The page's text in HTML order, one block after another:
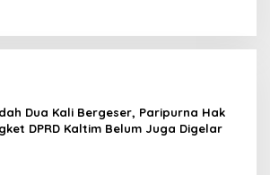
Dua Kali Bergeser, Paripurna Hak
DPRD Kaltim Belum Juga Digelar